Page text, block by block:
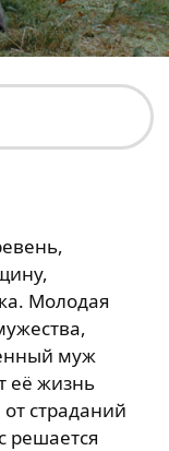
Молодая
муж
её жизнь
страданий
решается